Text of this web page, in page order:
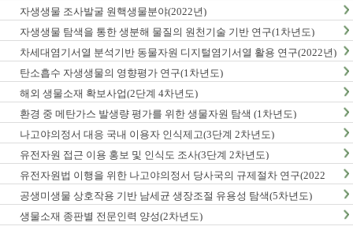
자생생물 조사발굴 원핵생물분야(2022년)
자생생물 탐색을 통한 생분해 물질의 원천기술 기반 연구(1차년도)
차세대염기서열 분석기반 동물자원 디지털염기서열 활용 연구(2022년)
탄소흡수 자생생물의 영향평가 연구(1차년도)
해외 생물소재 확보사업(2단계 4차년도)
환경 중 메탄가스 발생량 평가를 위한 생물자원 탐색 (1차년도)
나고야의정서 대응 국내 이용자 인식제고(3단계 2차년도)
유전자원 접근 이용 홍보 및 인식도 조사(3단계 2차년도)
유전자원법 이행을 위한 나고야의정서 당사국의 규제절차 연구(2022
년)
공생미생물 상호작용 기반 남세균 생장조절 유용성 탐색(5차년도)
생물소재 종판별 전문인력 양성(2차년도)